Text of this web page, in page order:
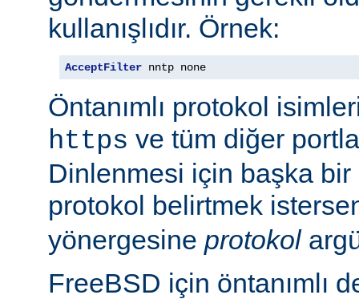
kullanışlıdır. Örnek:
AcceptFilter nntp none
Öntanımlı protokol
https ve tüm diğer
Dinlenmesi için başka
protokol belirtmek
yönergesine protokol
FreeBSD için öntanımlı